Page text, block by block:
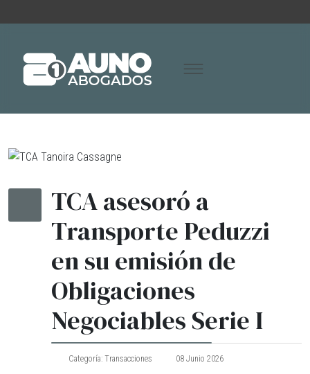
TCA asesoró a
Transporte Peduzzi
en su emisión de
Obligaciones
Negociables Serie I
Categoría: Transacciones 08 Junio 2026